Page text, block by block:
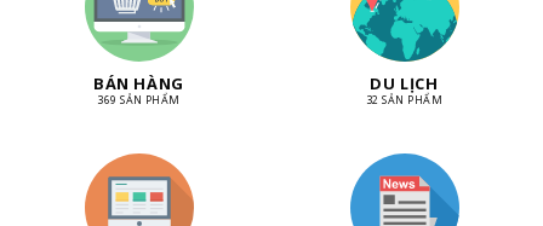
BÁN HÀNG
369 SẢN PHẨM
DU LỊCH
32 SẢN PHẨM